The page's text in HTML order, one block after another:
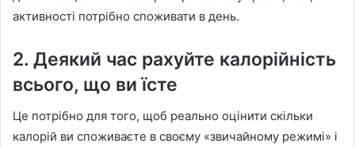
активності потрібно споживати в день.
2. Деякий час рахуйте калорійність
всього, що ви їсте
Це потрібно для того, щоб реально оцінити скільки
калорій ви споживаєте в своєму «звичайному режимі» і